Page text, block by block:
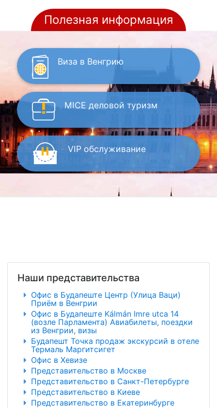
Полезная информация
Виза в Венгрию
MICE деловой туризм
VIP обслуживание
Наши представительства
Офис в Будапеште Центр (Улица Ваци)
Приём в Венгрии
Офис в Будапеште Kálmán Imre utca 14
(возле Парламента) Авиабилеты, поездки
из Венгрии, визы
Будапешт Точка продаж экскурсий в отеле
Термаль Маргитсигет
Офис в Хевизе
Представительство в Москве
Представительство в Санкт-Петербурге
Представительство в Киеве
Представительство в Екатеринбурге